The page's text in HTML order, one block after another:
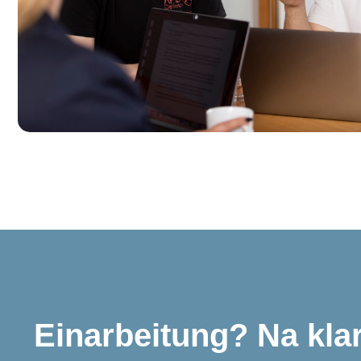
Einarbeitung? Na